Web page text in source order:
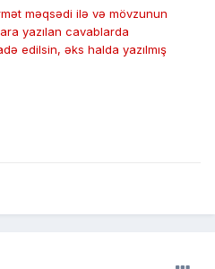
məqsədi ilə və mövzunun
yazılan cavablarda
edilsin, əks halda yazılmış